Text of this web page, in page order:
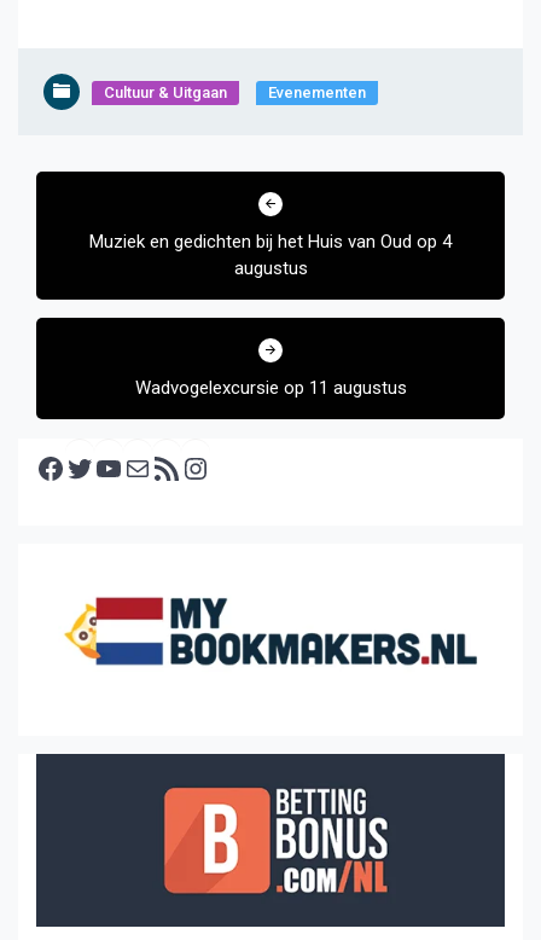
Cultuur & Uitgaan Evenementen
Bericht
Muziek en gedichten bij het Huis van Oud op 4
augustus
Wadvogelexcursie op 11 augustus
Facebook Twitter YouTube E-mail RSS feed